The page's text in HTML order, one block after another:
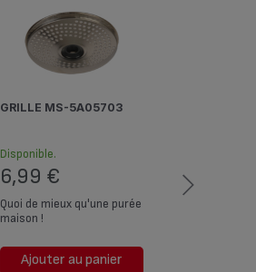
GRILLE MS-5A05703
Disponible.
6,99 €
Quoi de mieux qu'une purée
maison !
Ajouter au panier